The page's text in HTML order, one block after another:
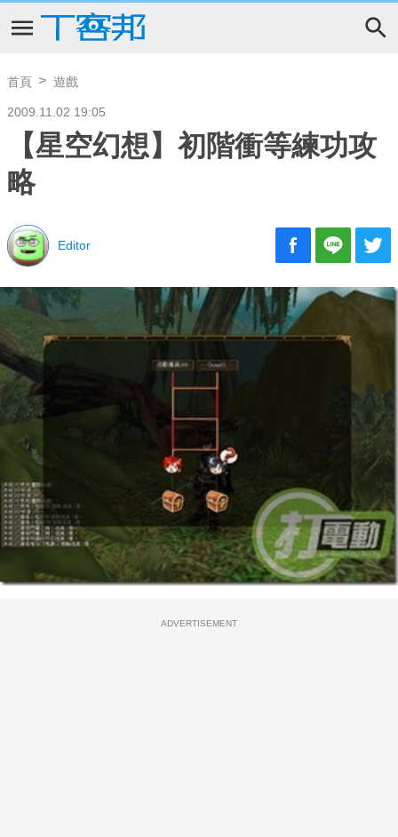
首頁 遊戲
2009.11.02 19:05
【星空幻想】初階衝等練功攻
略
Editor
ADVERTISEMENT